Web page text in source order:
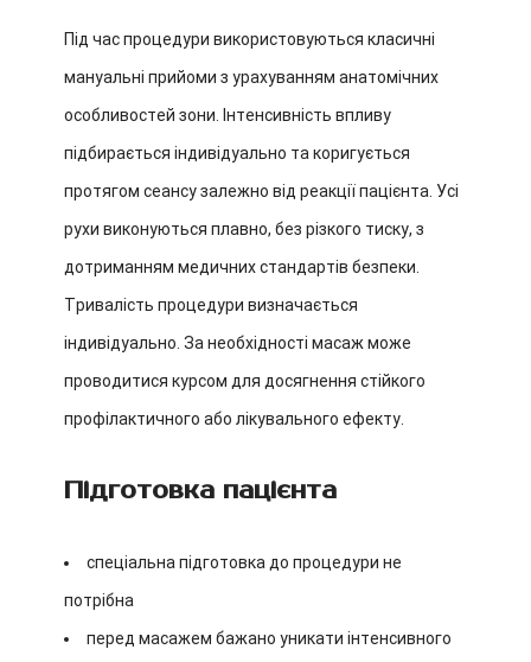
Під час процедури використовуються класичні
мануальні прийоми з урахуванням анатомічних
особливостей зони. Інтенсивність впливу
підбирається індивідуально та коригується
протягом сеансу залежно від реакції пацієнта. Усі
рухи виконуються плавно, без різкого тиску, з
дотриманням медичних стандартів безпеки.
Тривалість процедури визначається
індивідуально. За необхідності масаж може
проводитися курсом для досягнення стійкого
профілактичного або лікувального ефекту.
Підготовка пацієнта
спеціальна підготовка до процедури не
потрібна
перед масажем бажано уникати інтенсивного